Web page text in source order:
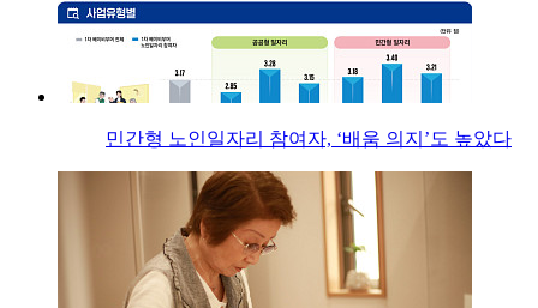
민간형 노인일자리 참여자, ‘배움 의지’도 높았다